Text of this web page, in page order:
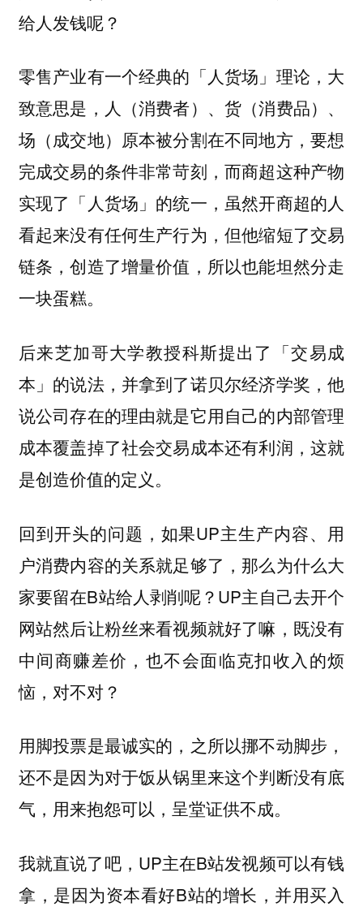
给人发钱呢？
零售产业有一个经典的「人货场」理论，大
致意思是，人（消费者）、货（消费品）、
场（成交地）原本被分割在不同地方，要想
完成交易的条件非常苛刻，而商超这种产物
实现了「人货场」的统一，虽然开商超的人
看起来没有任何生产行为，但他缩短了交易
链条，创造了增量价值，所以也能坦然分走
一块蛋糕。
后来芝加哥大学教授科斯提出了「交易成
本」的说法，并拿到了诺贝尔经济学奖，他
说公司存在的理由就是它用自己的内部管理
成本覆盖掉了社会交易成本还有利润，这就
是创造价值的定义。
回到开头的问题，如果UP主生产内容、用
户消费内容的关系就足够了，那么为什么大
家要留在B站给人剥削呢？UP主自己去开个
网站然后让粉丝来看视频就好了嘛，既没有
中间商赚差价，也不会面临克扣收入的烦
恼，对不对？
用脚投票是最诚实的，之所以挪不动脚步，
还不是因为对于饭从锅里来这个判断没有底
气，用来抱怨可以，呈堂证供不成。
我就直说了吧，UP主在B站发视频可以有钱
拿，是因为资本看好B站的增长，并用买入